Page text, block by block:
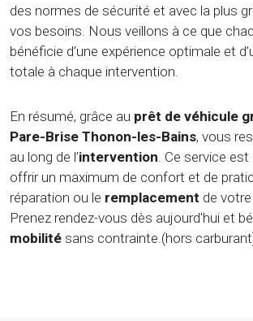
des normes de sécurité et avec la plus
vos besoins. Nous veillons à ce que
bénéficie d’une expérience optimale et
totale à chaque intervention.
En résumé, grâce au prêt de véhicule
Pare-Brise Thonon-les-Bains, vous
au long de l’intervention. Ce service
offrir un maximum de confort et de
réparation ou le remplacement de votre
Prenez rendez-vous dès aujourd'hui et
mobilité sans contrainte.(hors